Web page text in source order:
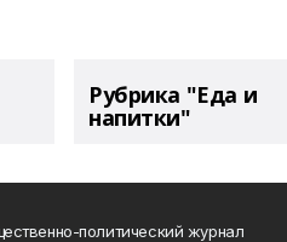
Рубрика "Еда и
напитки"
политический журнал